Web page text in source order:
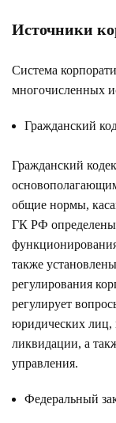
Источники
Система
многочисленных
Гражданский
Гражданский
общие нормы,
ГК РФ определены
также
регулирования
регулирует
юридических лиц,
ликвидации, а
управления.
Федеральный